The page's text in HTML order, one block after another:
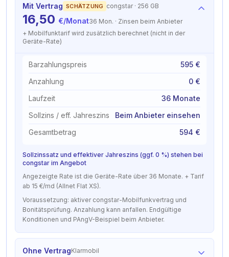
Mit Vertrag SCHÄTZUNG congstar· 256 GB
16,50 €/Monat36 Mon. · Zinsen beim Anbieter
+ Mobilfunktarif wird zusätzlich berechnet (nicht in der
Geräte-Rate)
Barzahlungspreis
595 €
Anzahlung
0 €
Laufzeit
36 Monate
Sollzins / eff. Jahreszins
Beim Anbieter einsehen
Gesamtbetrag
594 €
Sollzinssatz und effektiver Jahreszins (ggf. 0 %) stehen bei
congstar im Angebot
Angezeigte Rate ist die Geräte-Rate über 36 Monate. + Tarif
ab 15 €/md (Allnet Flat XS).
Voraussetzung: aktiver congstar-Mobilfunkvertrag und
Bonitätsprüfung. Anzahlung kann anfallen. Endgültige
Konditionen und PAngV-Beispiel beim Anbieter.
Ohne VertragKlarmobil